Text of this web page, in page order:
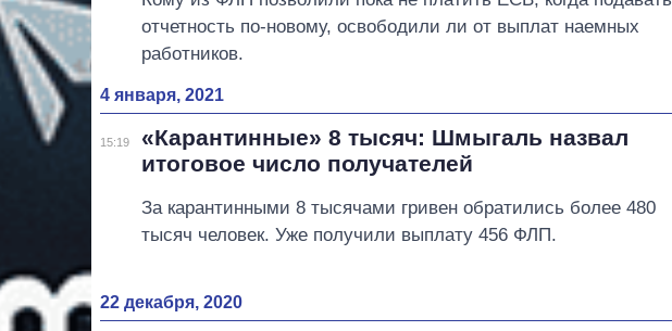
отчетность по-новому, освободили ли от выплат наемных
работников.
4 января, 2021
15:19
«Карантинные» 8 тысяч: Шмыгаль назвал
итоговое число получателей
За карантинными 8 тысячами гривен обратились более 480
тысяч человек. Уже получили выплату 456 ФЛП.
22 декабря, 2020